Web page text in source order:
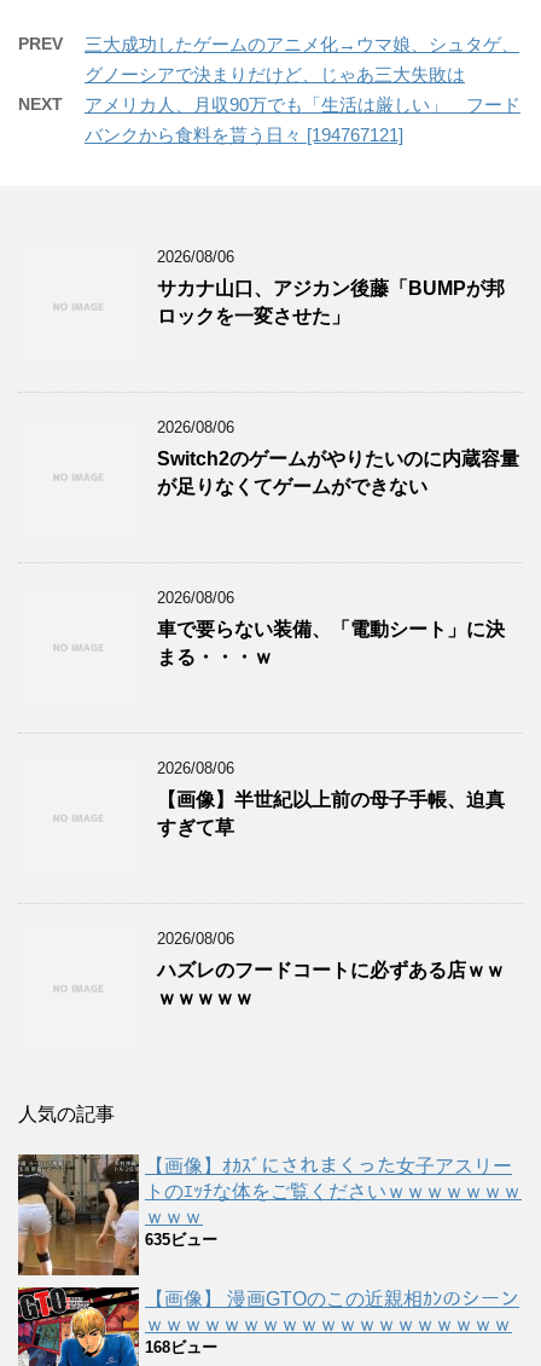
PREV
三大成功したゲームのアニメ化→ウマ娘、シュタゲ、
グノーシアで決まりだけど、じゃあ三大失敗は
NEXT
アメリカ人、月収90万でも「生活は厳しい」 フード
バンクから食料を貰う日々 [194767121]
2026/08/06
サカナ山口、アジカン後藤「BUMPが邦
ロックを一変させた」
2026/08/06
Switch2のゲームがやりたいのに内蔵容量
が足りなくてゲームができない
2026/08/06
車で要らない装備、「電動シート」に決
まる・・・ｗ
2026/08/06
【画像】半世紀以上前の母子手帳、迫真
すぎて草
2026/08/06
ハズレのフードコートに必ずある店ｗｗ
ｗｗｗｗｗ
人気の記事
【画像】ｵｶｽﾞにされまくった女子アスリー
トのｴｯﾁな体をご覧くださいｗｗｗｗｗｗｗ
ｗｗｗ
635ビュー
【画像】 漫画GTOのこの近親相ｶﾝのシーン
ｗｗｗｗｗｗｗｗｗｗｗｗｗｗｗｗｗｗｗ
168ビュー